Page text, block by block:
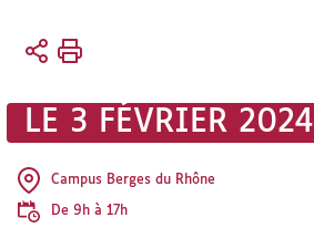
Vous
Accueil
l'UFR
Evénements
LE 3 FÉVRIER 2024
Campus Berges du Rhône
De 9h à 17h